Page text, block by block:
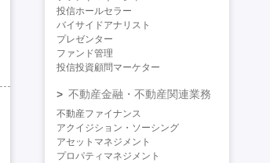
投信ホールセラー
バイサイドアナリスト
プレゼンター
ファンド管理
投信投資顧問マーケター
不動産金融・不動産関連業務
不動産ファイナンス
アクイジション・ソーシング
アセットマネジメント
プロパティマネジメント